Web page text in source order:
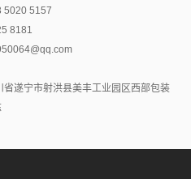
5020 5157
8181
省遂宁市射洪县美丰工业园区西部包装